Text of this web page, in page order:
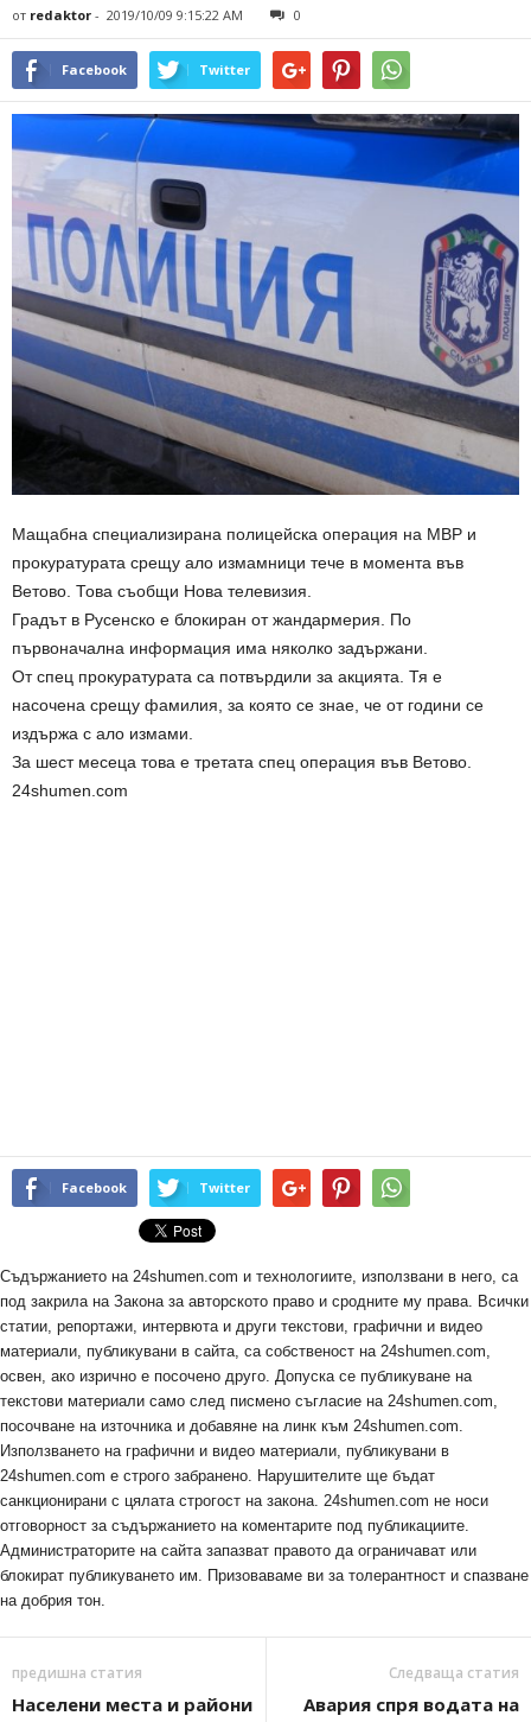
от redaktor - 2019/10/09 9:15:22 AM 0
Facebook Twitter
Мащабна специализирана полицейска операция на МВР и
прокуратурата срещу ало измамници тече в момента във
Ветово. Това съобщи Нова телевизия.
Градът в Русенско е блокиран от жандармерия. По
първоначална информация има няколко задържани.
От спец прокуратурата са потвърдили за акцията. Тя е
насочена срещу фамилия, за която се знае, че от години се
издържа с ало измами.
За шест месеца това е третата спец операция във Ветово.
24shumen.com
Facebook Twitter
Съдържанието на 24shumen.com и технологиите, използвани в него, са
под закрила на Закона за авторското право и сродните му права. Всички
статии, репортажи, интервюта и други текстови, графични и видео
материали, публикувани в сайта, са собственост на 24shumen.com,
освен, ако изрично е посочено друго. Допуска се публикуване на
текстови материали само след писмено съгласие на 24shumen.com,
посочване на източника и добавяне на линк към 24shumen.com.
Използването на графични и видео материали, публикувани в
24shumen.com е строго забранено. Нарушителите ще бъдат
санкционирани с цялата строгост на закона. 24shumen.com не носи
отговорност за съдържанието на коментарите под публикациите.
Администраторите на сайта запазват правото да ограничават или
блокират публикуването им. Призоваваме ви за толерантност и спазване
на добрия тон.
предишна статия
Населени места и райони
Следваща статия
Авария спря водата на